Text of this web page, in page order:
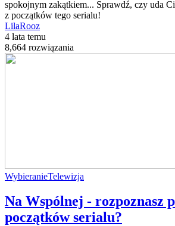
spokojnym zakątkiem... Sprawdź, czy uda
z początków tego serialu!
LilaRooz
4 lata temu
8,664 rozwiązania
WybieranieTelewizja
Na Wspólnej - rozpoznasz
początków serialu?